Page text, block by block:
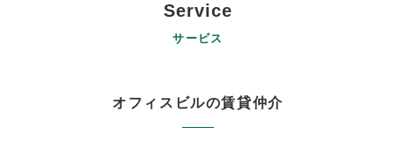
Service
サービス
オフィスビルの賃貸仲介